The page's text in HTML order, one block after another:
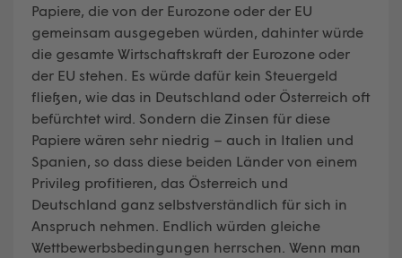
Papiere, die von der Eurozone oder der EU
gemeinsam ausgegeben würden, dahinter würde
die gesamte Wirtschaftskraft der Eurozone oder
der EU stehen. Es würde dafür kein Steuergeld
fließen, wie das in Deutschland oder Österreich oft
befürchtet wird. Sondern die Zinsen für diese
Papiere wären sehr niedrig – auch in Italien und
Spanien, so dass diese beiden Länder von einem
Privileg profitieren, das Österreich und
Deutschland ganz selbstverständlich für sich in
Anspruch nehmen. Endlich würden gleiche
Wettbewerbsbedingungen herrschen. Wenn man